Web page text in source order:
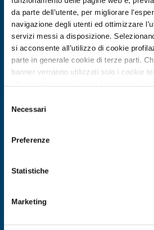
da parte dell’utente, per migliorare
navigazione degli utenti ed ottimizzare
servizi messi a disposizione.
si acconsente all’utilizzo di cookie
parte in generale cookie di terze parti.
banner verranno utilizzati solo i cookie
Per conoscere i dettagli, consulta la
https://
https://
delNecessari
Preferenze
Statistiche
Marketing
Business request
Azienda polacca cerca
sistema gestionale
ID: BRPL20260506006